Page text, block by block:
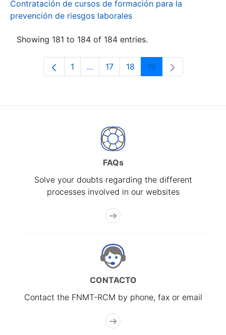
Contratación de cursos de formación para la
prevención de riesgos laborales
Showing 181 to 184 of 184 entries.
Page
1 ...Intermediate Pages Use TAB to
Page
17 Page
18 Page
19
FAQs
Solve your doubts regarding the different
processes involved in our websites
CONTACTO
Contact the FNMT-RCM by phone, fax or email